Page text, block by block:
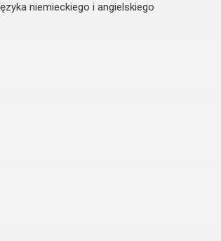
niemieckiego i angielskiego